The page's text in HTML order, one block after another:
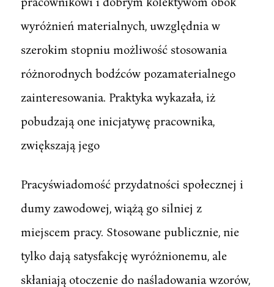
wyróżnień materialnych, uwzględnia w
szerokim stopniu możliwość stosowania
różnorodnych bodźców pozamaterialnego
zainteresowania. Praktyka wykazała, iż
pobudzają one inicjatywę pracownika,
zwiększają jego
Pracyświadomość przydatności społecznej i
dumy zawodowej, wiążą go silniej z
miejscem pracy. Stosowane publicznie, nie
tylko dają satysfakcję wyróżnionemu, ale
skłaniają otoczenie do naśladowania wzorów,